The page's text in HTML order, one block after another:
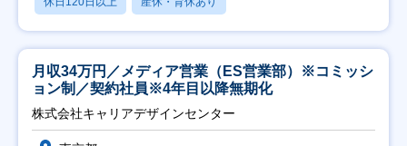
月収34万円／メディア営業（ES営業部）※コミッシ
ョン制／契約社員※4年目以降無期化
株式会社キャリアデザインセンター